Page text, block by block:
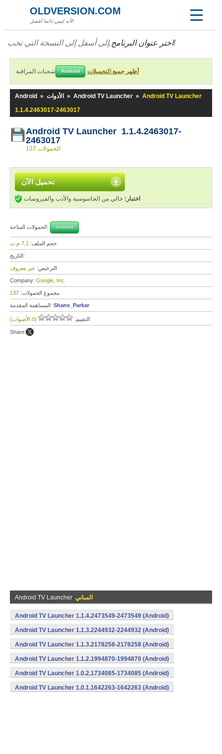
OLDVERSION.COM
لأنه ليس دائما أفضل!
اختر عنوان البرنامج.إلى أسفل إلى النسخة التي تحب!
شحنات المراقبة Android أظهر جميع التحميلات
Android » الأدوات » Android TV Launcher » Android TV Launcher
1.1.4.2463017-2463017
Android TV Launcher 1.1.4.2463017-
2463017
137 الحمولات
تحميل الآن
اختبار: خالي من الجاسوسية والأدب والفيروسات
الحمولات المتاحة: Android
حجم الملف: 7,1 م.ب
التاريخ:
الترخيص: غير معروف
Company: Google, Inc.
مجموع الحمولات: 137
المساهمة المقدمة: Shane_Parkar
التقييم: (0 الأصوات)
Share:
Android TV Launcher المباني
Android TV Launcher 1.1.4.2473549-2473549 (Android)
Android TV Launcher 1.1.3.2244932-2244932 (Android)
Android TV Launcher 1.1.3.2178258-2178258 (Android)
Android TV Launcher 1.1.2.1994870-1994870 (Android)
Android TV Launcher 1.0.2.1734085-1734085 (Android)
Android TV Launcher 1.0.1.1642263-1642263 (Android)